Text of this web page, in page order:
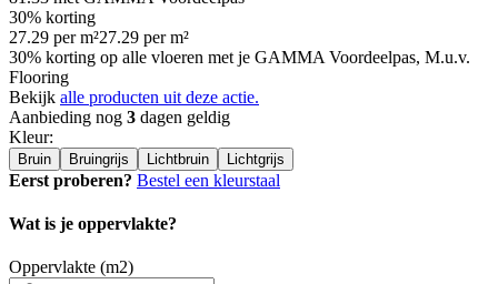
30% korting
27.29 per m²27.29 per m²
30% korting op alle vloeren met je GAMMA Voordeelpas, M.u.v.
Flooring
Bekijk alle producten uit deze actie.
Aanbieding nog 3 dagen geldig
Kleur:
Bruin Bruingrijs Lichtbruin Lichtgrijs
Eerst proberen? Bestel een kleurstaal
Wat is je oppervlakte?
Oppervlakte (m2)